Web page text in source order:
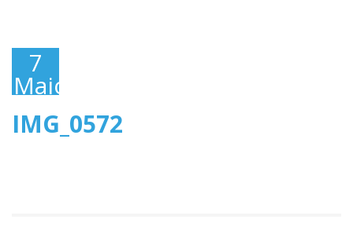
7
Maio,
2018
IMG_0572